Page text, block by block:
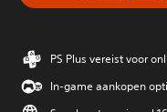
PS Plus vereist voor
In-game aankopen